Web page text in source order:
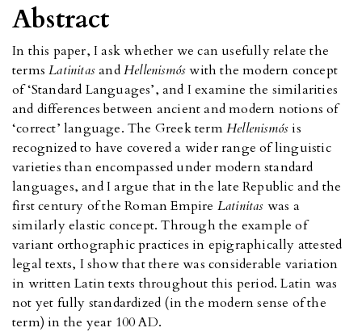
Abstract
In this paper, I ask whether we can usefully relate the
termsLatinitasandHellenismóswith the modern concept
of ‘Standard Languages’, and I examine the similarities
and differences between ancient and modern notions of
‘correct’ language. The Greek termHellenismósis
recognized to have covered a wider range of linguistic
varieties than encompassed under modern standard
languages, and I argue that in the late Republic and the
first century of the Roman Empire Latinitas was a
similarly elastic concept. Through the example of
variant orthographic practices in epigraphically attested
legal texts, I show that there was considerable variation
in written Latin texts throughout this period. Latin was
not yet fully standardized (in the modern sense of the
term) in the year 100 AD.